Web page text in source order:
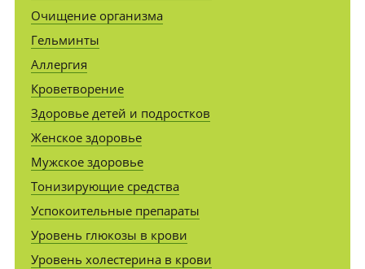
Очищение организма
Гельминты
Аллергия
Кроветворение
Здоровье детей и подростков
Женское здоровье
Мужское здоровье
Тонизирующие средства
Успокоительные препараты
Уровень глюкозы в крови
Уровень холестерина в крови